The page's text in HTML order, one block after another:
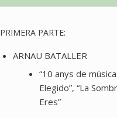
PRIMERA PARTE:
ARNAU BATALLER
“10 anys de
Elegido”, “La
Eres”